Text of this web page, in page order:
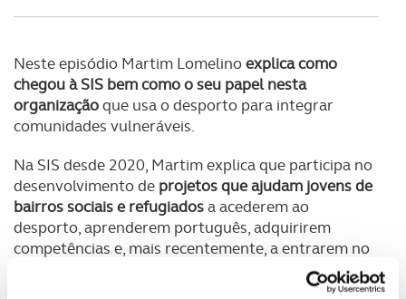
Neste episódio Martim Lomelinoexplica como
chegou à SIS bem como o seu papel nesta
organizaçãoque usa o desporto para integrar
comunidades vulneráveis.
Na SIS desde 2020, Martim explica que participa no
desenvolvimento de projetos que ajudam jovens de
bairros sociais e refugiadosa acederem ao
desporto, aprenderem português, adquirirem
competências e, mais recentemente, a entrarem no